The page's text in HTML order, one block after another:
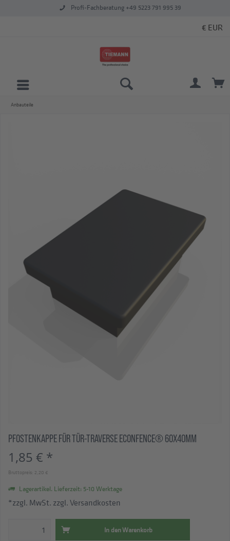
Profi-Fachberatung +49 5223 791 995 39
Anbauteile
PFOSTENKAPPE FÜR TÜR-TRAVERSE ECONFENCE® 60X40MM
1,85 € *
Bruttopreis: 2,20 €
Lagerartikel. Lieferzeit: 5-10 Werktage
*zzgl. MwSt. zzgl. Versandkosten
In denWarenkorb